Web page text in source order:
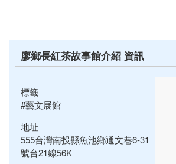
廖鄉長紅茶故事館介紹 資訊
標籤
#藝文展館
地址
555台灣南投縣魚池鄉通文巷6-31
號台21線56K